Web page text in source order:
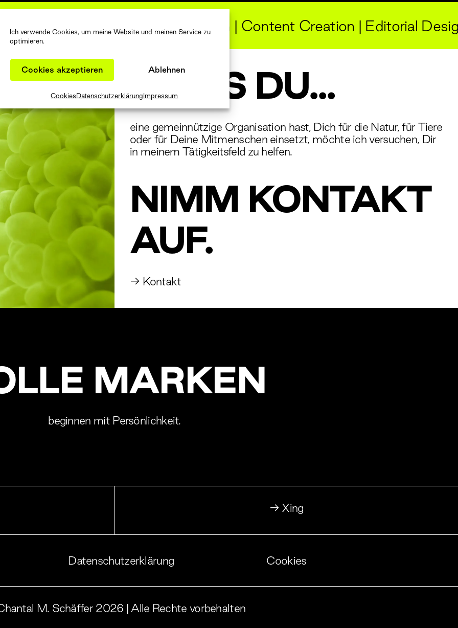
Ich verwende Cookies, um meine Website und meinen Service zu
optimieren.
Cookies akzeptieren Ablehnen
CookiesDatenschutzerklärungImpressum
Animationen | Corporate Design | Content Creation | Editorial
FALLS DU...
eine gemeinnützige Organisation hast, Dich für die Natur, für Tiere
oder für Deine Mitmenschen einsetzt, möchte ich versuchen, Dir
in meinem Tätigkeitsfeld zu helfen.
NIMM KONTAKT
AUF.
→ Kontakt
MARKEN
beginnen mit Vertrauen.
→ Xing
Datenschutzerklärung Cookies
M. Schäffer 2026 | Alle Rechte vorbehalten